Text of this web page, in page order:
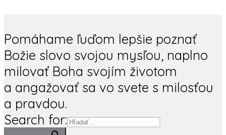
Pomáhame ľuďom lepšie poznať
Božie slovo svojou mysľou, naplno
milovať Boha svojím životom
a angažovať sa vo svete s milosťou
a pravdou.
Search for: